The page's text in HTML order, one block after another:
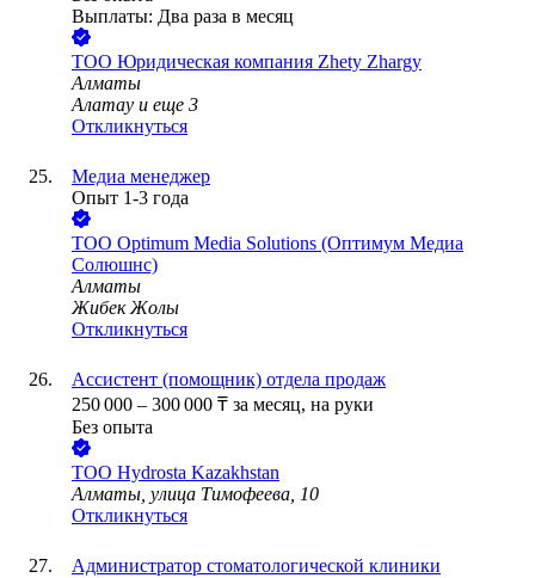
Выплаты: Два раза в месяц
ТОО Юридическая компания Zhety Zhargy
Алматы
Алатау и еще 3
Откликнуться
Медиа менеджер
Опыт 1-3 года
ТОО Optimum Media Solutions (Оптимум Медиа
Солюшнс)
Алматы
Жибек Жолы
Откликнуться
Ассистент (помощник) отдела продаж
250 000 – 300 000 ₸ за месяц, на руки
Без опыта
ТОО Hydrosta Kazakhstan
Алматы, улица Тимофеева, 10
Откликнуться
Администратор стоматологической клиники